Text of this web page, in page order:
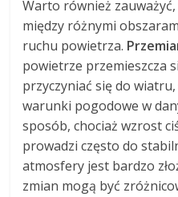
Warto również
między różnymi
ruchu powietrza.
powietrze przemieszcza
przyczyniać się do wiatru,
warunki pogodowe w
sposób, chociaż wzrost
prowadzi często do
atmosfery jest bardzo
zmian mogą być